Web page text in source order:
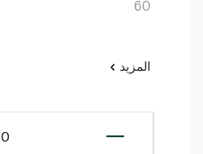
60
المزيد
0